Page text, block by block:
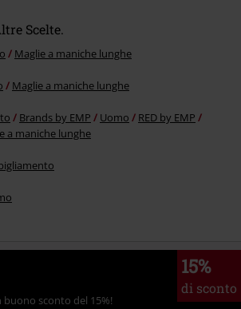
Scelte.
Maglie a maniche lunghe
Maglie a maniche lunghe
Brands by EMP Uomo
RED by EMP
a maniche lunghe
15%
di sconto
sconto del 15%!